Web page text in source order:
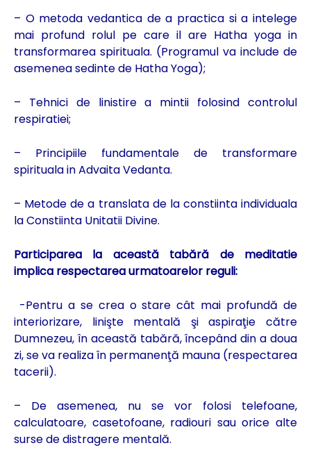
– O metoda vedantica de a practica si a intelege
mai profund rolul pe care il are Hatha yoga in
transformarea spirituala. (Programul va include de
asemenea sedinte de Hatha Yoga);
– Tehnici de linistire a mintii folosind controlul
respiratiei;
– Principiile fundamentale de transformare
spirituala in Advaita Vedanta.
– Metode de a translata de la constiinta individuala
la Constiinta Unitatii Divine.
Participarea la această tabără de meditatie
implica respectarea urmatoarelor reguli:
-Pentru a se crea o stare cât mai profundă de
interiorizare, linişte mentală şi aspiraţie către
Dumnezeu, în această tabără, începând din a doua
zi, se va realiza în permanenţă mauna (respectarea
tacerii).
– De asemenea, nu se vor folosi telefoane,
calculatoare, casetofoane, radiouri sau orice alte
surse de distragere mentală.